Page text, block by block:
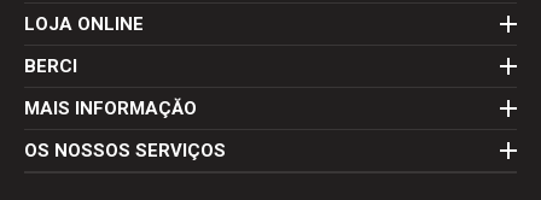
LOJA ONLINE
BERCI
MAIS INFORMAÇĂO
OS NOSSOS SERVIÇOS